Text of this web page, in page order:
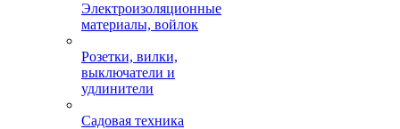
Электроизоляционные
материалы, войлок
Розетки, вилки,
выключатели и
удлинители
Садовая техника